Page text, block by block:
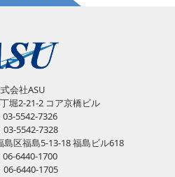
会社ASU
堀2-21-2 コア京橋ビル
03-5542-7326
03-5542-7328
区福島5-13-18 福島ビル618
06-6440-1700
06-6440-1705